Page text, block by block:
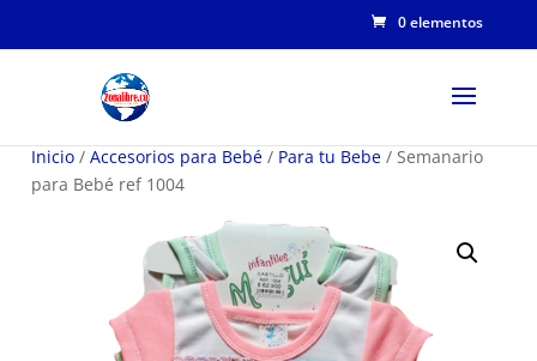
0 elementos
Inicio / Accesorios para Bebé / Para tu Bebe / Semanario
para Bebé ref 1004